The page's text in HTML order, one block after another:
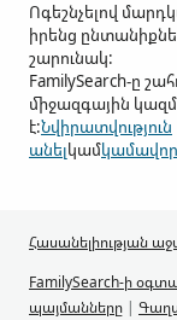
Ոգեշնչելով
իրենց
շարունակ:
FamilySearch-ը
միջազգային
է:Նվիրատվություն
անելկամ
Հասանելիության
FamilySearch-ի
պայմանները |